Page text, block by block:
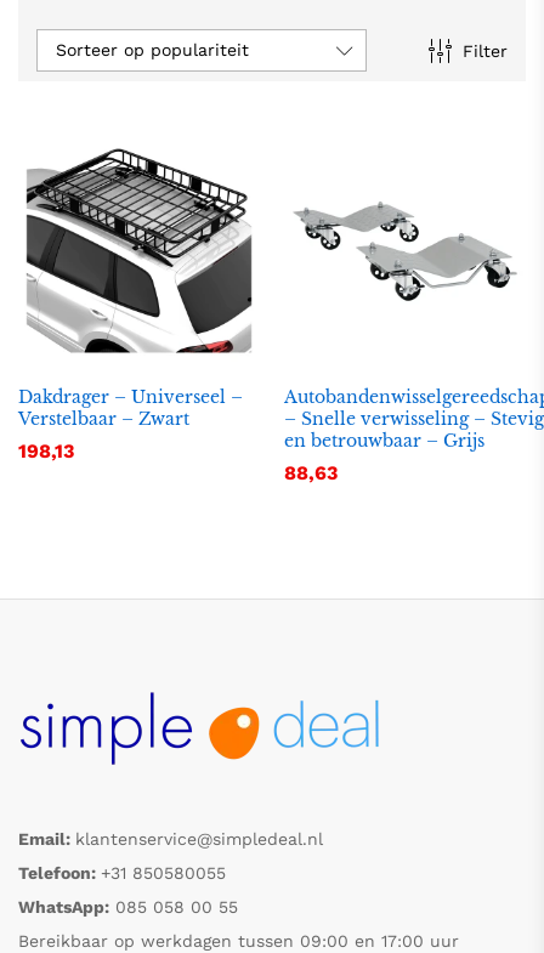
Filter
Sorteer op populariteit
Dakdrager – Universeel –
Verstelbaar – Zwart
198,13
– Snelle verwisseling – Stevig
en betrouwbaar – Grijs
88,63
Email: klantenservice@simpledeal.nl
Telefoon: +31 850580055
WhatsApp: 085 058 00 55
Bereikbaar op werkdagen tussen 09:00 en 17:00 uur